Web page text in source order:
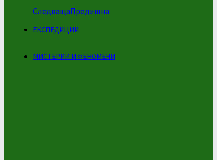
СледващаПредишна
ЕКСПЕДИЦИИ
МИСТЕРИИ И ФЕНОМЕНИ